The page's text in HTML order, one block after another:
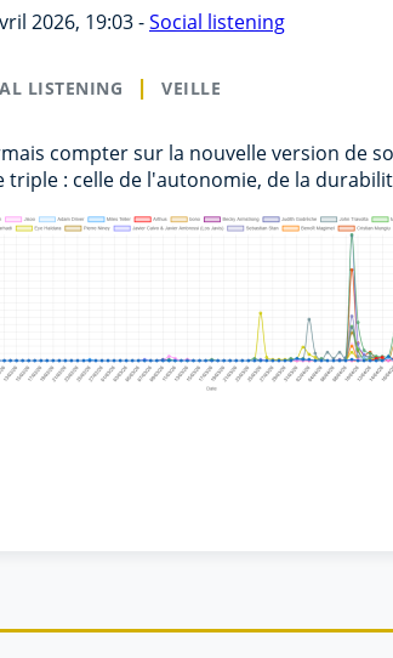
2026, 19:03 -Social listening
LISTENING VEILLE
compter sur la nouvelle version de
triple : celle de l'autonomie, de la